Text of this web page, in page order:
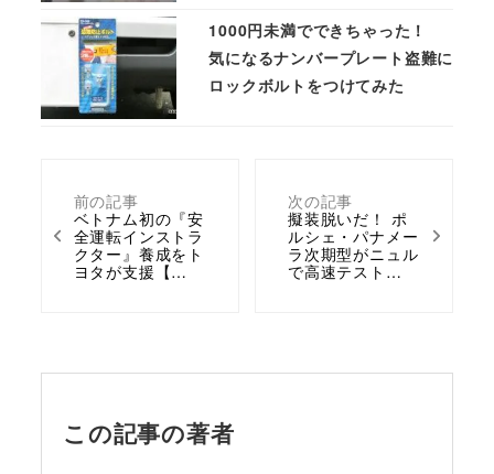
前の記事
ベトナム初の『安
全運転インストラ
クター』養成をト
ヨタが支援【…
次の記事
擬装脱いだ！ ポ
ルシェ・パナメー
ラ次期型がニュル
で高速テスト…
1000円未満でできちゃった！
気になるナンバープレート盗難に
ロックボルトをつけてみた
この記事の著者